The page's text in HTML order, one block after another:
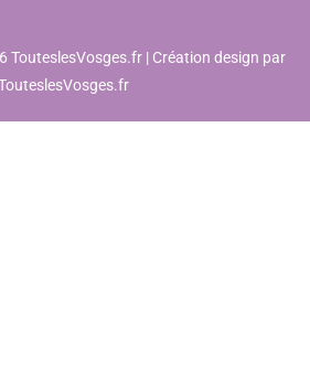
TouteslesVosges.fr | Création design par